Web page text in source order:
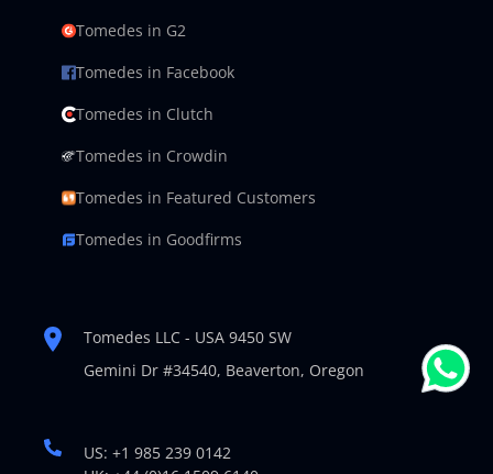
Tomedes in G2
Tomedes in Facebook
Tomedes in Clutch
Tomedes in Crowdin
Tomedes in Featured Customers
Tomedes in Goodfirms
Tomedes LLC - USA 9450 SW
Gemini Dr #34540, Beaverton, Oregon
US: +1 985 239 0142